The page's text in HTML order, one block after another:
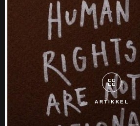
ARTIKKEL